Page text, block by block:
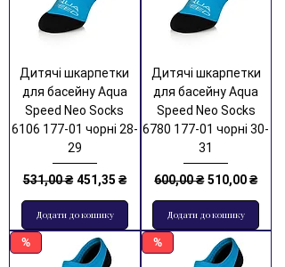
Дитячі шкарпетки
для басейну Aqua
Speed Neo Socks
6106 177-01 чорні 28-
29
Звичайна ціна
531,00 ₴ За розпродажем
451,35 ₴
Додати до кошику
Дитячі шкарпетки
для басейну Aqua
Speed Neo Socks
6780 177-01 чорні 30-
31
Звичайна ціна
600,00 ₴ За
510,00 ₴
Додати до кошику
% %